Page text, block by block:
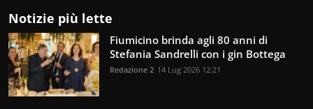
Notizie più lette
Fiumicino brinda agli 80 anni di
Stefania Sandrelli con i gin Bottega
Redazione 2 14 Lug 2026 12:21